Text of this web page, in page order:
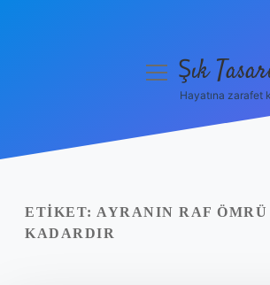
Yasal Uyarı
menüyü
Şık
Hayatına zarafet
ETIKET: AYRANIN RAF ÖMRÜ
KADARDIR